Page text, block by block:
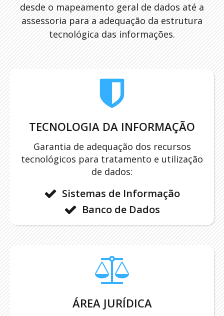
desde o mapeamento geral de dados até a
assessoria para a adequação da estrutura
tecnológica das informações.
TECNOLOGIA DA INFORMAÇÃO
Garantia de adequação dos recursos
tecnológicos para tratamento e utilização
de dados:
Sistemas de Informação
Banco de Dados
ÁREA JURÍDICA